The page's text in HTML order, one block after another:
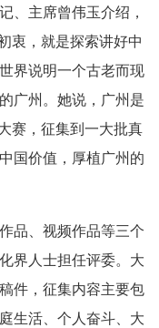
、主席曾伟玉介绍，
衷，就是探索讲好中
界说明一个古老而现
广州。她说，广州是
赛，征集到一大批真
国价值，厚植广州的
品、视频作品等三个
界人士担任评委。大
件，征集内容主要包
生活、个人奋斗、大